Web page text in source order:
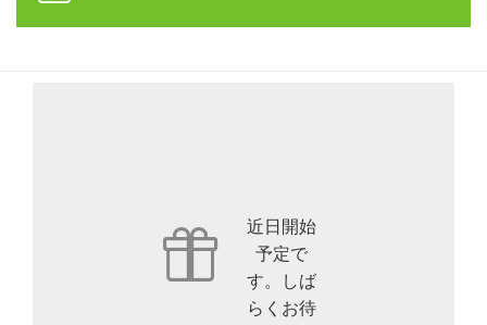
近日開始
予定で
す。しば
らくお待